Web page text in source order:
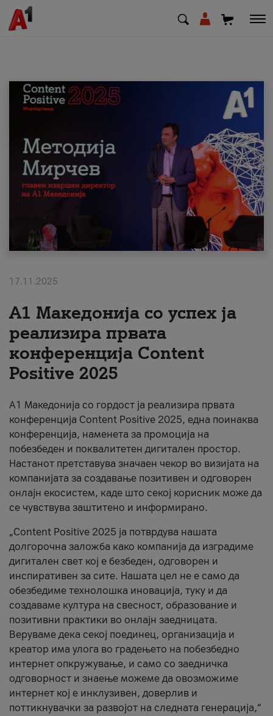
МК EN
Приватни Деловни
Поддршка
Надополни кредит
#ПодобарОнлајн
17.11.2025
А1 Македонија со успех ја
реализира првата
конференција Content
Positive 2025
А1 Македонија со гордост ја реализира првата
конференција Content Positive 2025, една поинаква
конференција, наменета за промоција на
побезбеден и поквалитетен дигитален простор.
Настанот претставува значаен чекор во визијата на
компанијата за создавање позитивен и одговорен
онлајн екосистем, каде што секој корисник може да
се чувствува заштитено и информирано.
„Content Positive 2025 ја потврдува нашата
долгорочна заложба како компанија да изградиме
дигитален свет кој е безбеден, одговорен и
инспиративен за сите. Нашата цел не е само да
обезбедиме технолошка иновација, туку и да
создаваме култура на свесност, образование и
позитивни практики во онлајн заедницата.
Веруваме дека секој поединец, организација и
креатор има улога во градењето на побезбедно
интернет опкружување, и само со заедничка
одговорност и знаење можеме да овозможиме
интернет кој е инклузивен, доверлив и
поттикнувачки за развојот на следната генерација,“